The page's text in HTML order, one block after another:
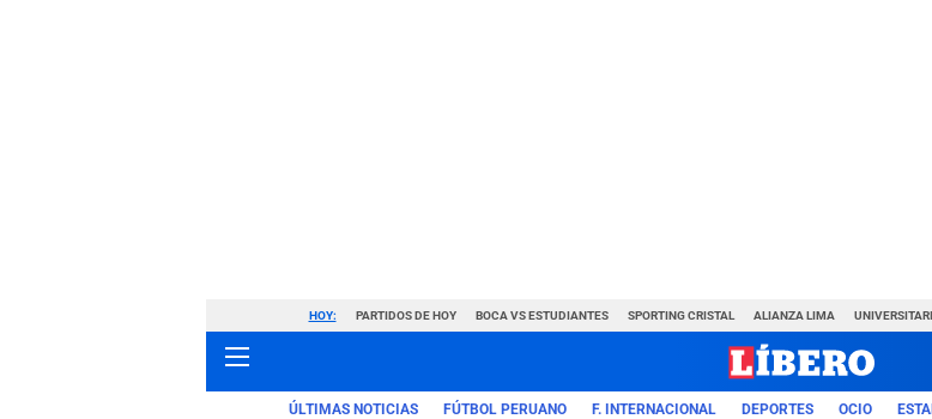
HOY: PARTIDOS DE HOY BOCA VS ESTUDIANTES SPORTING CRISTAL ALIANZA LIMA
ÚLTIMAS NOTICIAS FÚTBOL PERUANO F. INTERNACIONAL DEPORTES OCIO